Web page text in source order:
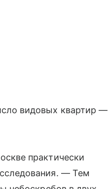
видовых квартир —
практически
— Тем